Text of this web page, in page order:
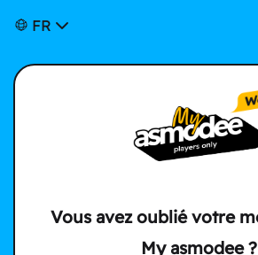
FR
Vous avez oublié votre
My asmodee ?